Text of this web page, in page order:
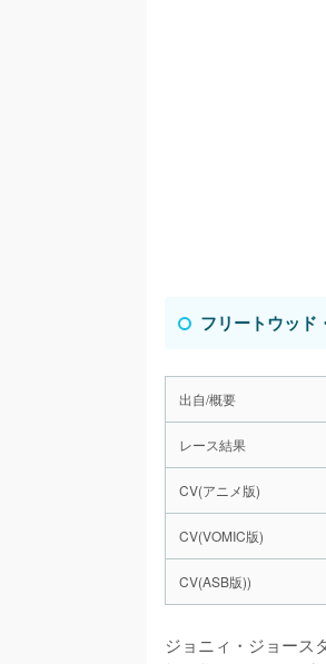
フリートウッド
出自/概要
レース結果
CV(アニメ版)
CV(VOMIC版)
CV(ASB版))
ジョニィ・ジョース